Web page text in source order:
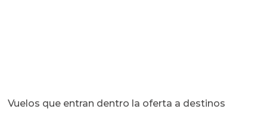
Vuelos que entran dentro la oferta a destinos